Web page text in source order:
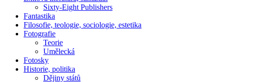
Sixty-Eight Publishers
Fantastika
Filosofie, teologie, sociologie, estetika
Fotografie
Teorie
Umělecká
Fotosky
Historie, politika
Dějiny států